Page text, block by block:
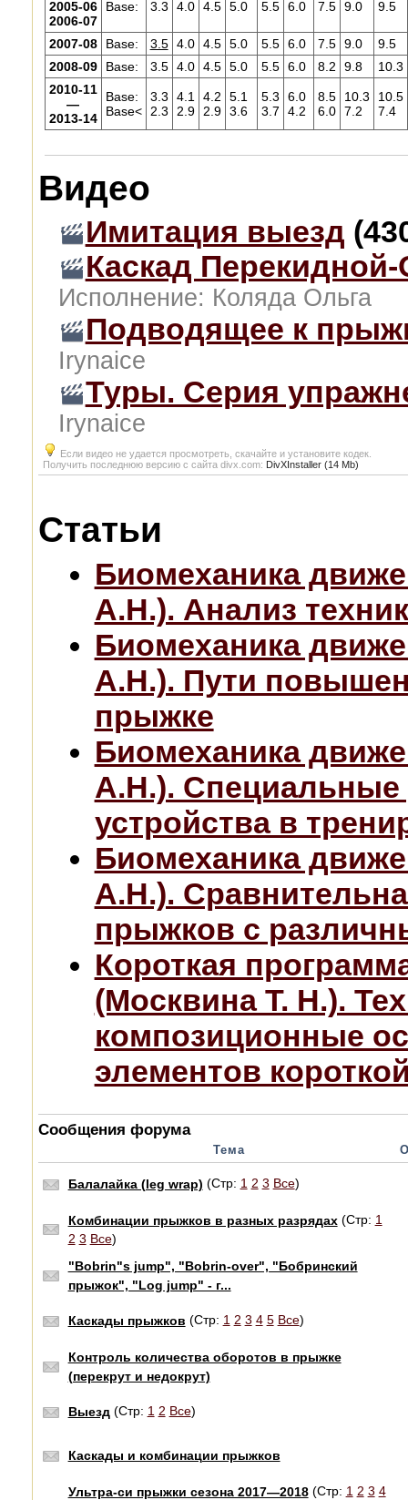
2005-06
2006-07
Base: 3.3 4.0 4.5 5.0 5.5 6.0 7.5 9.0 9.5
2007-08 Base: 3.5 4.0 4.5 5.0 5.5 6.0 7.5 9.0
9.5
2008-09
Base: 3.5 4.0 4.5 5.0 5.5 6.0 8.2 9.8
10.3
2010-11
—
2013-14
Base:
Base<
3.3
2.3
4.1
2.9
4.2
2.9
5.1
3.6
5.3
3.7
6.0
4.2
8.5
6.0
10.3
7.2
10.5
7.4
Видео
Имитация выезд
Каскад
Исполнение: Коляда Ольга
Подводящее к
Irynaice
Туры. Серия
Irynaice
Если видео не удается просмотреть, скачайте и установите кодек.
Получить последнюю версию с сайта divx.com: DivXInstaller (14 Mb)
Статьи
Биомеханика
А.Н.). Анализ
Биомеханика
А.Н.). Пути
прыжке
Биомеханика
А.Н.). Специальные
устройства в
Биомеханика
А.Н.).
прыжков с
Короткая
(Москвина Т. Н.).
композиционные
элементов
Сообщения форума
Тема
Балалайка (leg wrap) (Стр: 1 2 3 Все)
Комбинации прыжков в разных разрядах(Стр: 1
2 3 Все)
"Bobrin"s jump", "Bobrin-over", "Бобринский
прыжок", "Log jump" - г...
Каскады прыжков (Стр: 1 2 3 4 5 Все)
Контроль количества оборотов в прыжке
(перекрут и недокрут)
Выезд (Стр: 1 2 Все)
Каскады и комбинации прыжков
Ультра-си прыжки сезона 2017—2018(Стр: 1 2 3 4